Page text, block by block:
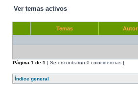
Ver temas activos
Temas Autor
Página 1 de 1 [ Se encontraron 0 coincidencias ]
Índice general